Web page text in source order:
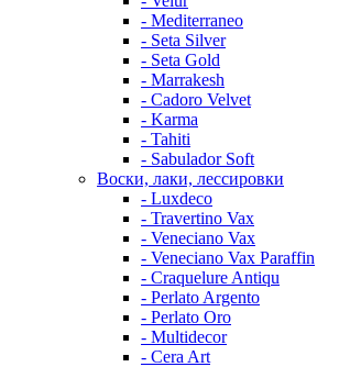
- Mediterraneo
- Seta Silver
- Seta Gold
- Marrakesh
- Cadoro Velvet
- Karma
- Tahiti
- Sabulador Soft
Воски, лаки, лессировки
- Luxdeco
- Travertino Vax
- Veneciano Vax
- Veneciano Vax Paraffin
- Craquelure Antiqu
- Perlato Argento
- Perlato Oro
- Multidecor
- Cera Art